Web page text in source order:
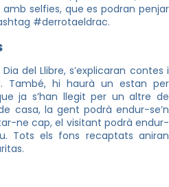
selfies, que es podran penjar
#derrotaeldrac.
del Llibre, s’explicaran contes i
També, hi haurà un estan per
ja s’han llegit per un altre de
casa, la gent podrà endur-se’n
ne cap, el visitant podrà endur-
Tots els fons recaptats aniran